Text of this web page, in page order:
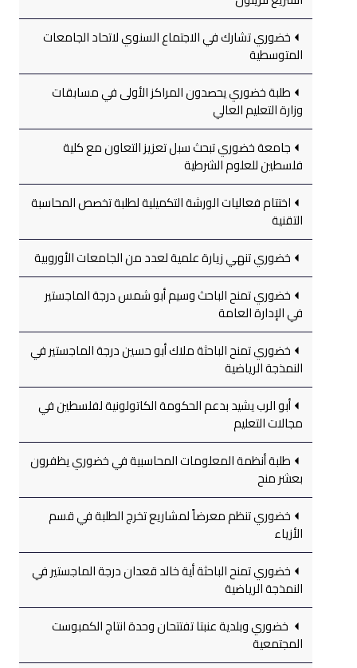
خضوري تشارك في الاجتماع السنوي لاتحاد الجامعات
المتوسطية
طلبة خضوري يحصدون المراكز الأولى في مسابقات
وزارة التعليم العالي
جامعة خضوري تبحث سبل تعزيز التعاون مع كلية
فلسطين للعلوم الشرطية
اختتام فعاليات الورشة التكميلية لطلبة تخصص المحاسبة
التقنية
خضوري تنهي زيارة علمية لعدد من الجامعات الأوروبية
خضوري تمنح الباحث وسيم أبو شمس درجة الماجستير
في الإدارة العامة
خضوري تمنح الباحثة ملاك أبو حسين درجة الماجستير في
النمذجة الرياضية
أبو الرب يشيد بدعم الحكومة الكاتولونية لفلسطين في
مجالات التعليم
طلبة أنظمة المعلومات المحاسبية في خضوري يظفرون
بعشر منح
خضوري تنظم معرضاً لمشاريع تخرج الطلبة في قسم
الأزياء
خضوري تمنح الباحثة أية خالد قعدان درجة الماجستير في
النمذجة الرياضية
خضوري وبلدية عنبتا تفتتحان وحدة انتاج الكمبوست
المجتمعية